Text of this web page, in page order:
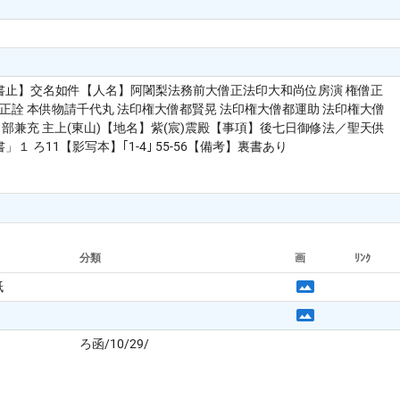
】交名如件【人名】阿闍梨法務前大僧正法印大和尚位房演 権僧正
本供物請千代丸 法印権大僧都賢晃 法印権大僧都運助 法印権大僧
兼充 主上(東山)【地名】紫(宸)震殿【事項】後七日御修法／聖天供
１ ろ11【影写本】｢1-4｣ 55-56【備考】裏書あり
分類 画 ﾘﾝｸ
ろ函/10/29/